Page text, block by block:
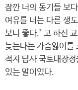
잠깐 너의 동기들 보
여유를 너는 다른 생
보니 좋다.’ 고 하신
늦는다는 가슴앓이를
적지 답사 국토대장
있는 말이었다.